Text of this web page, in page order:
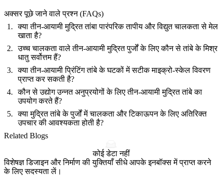
अक्सर पूछे जाने वाले प्रश्न (FAQs)
क्या तीन-आयामी मुद्रित तांबा पारंपरिक तापीय और विद्युत चालकता से मेल
खाता है?
उच्च चालकता वाले तीन-आयामी मुद्रित पुर्जों के लिए कौन से तांबे के मिश्र
धातु सर्वोत्तम हैं?
क्या तीन-आयामी प्रिंटिंग तांबे के घटकों में सटीक माइक्रो-स्केल विवरण
प्राप्त कर सकती है?
कौन से उद्योग उन्नत अनुप्रयोगों के लिए तीन-आयामी मुद्रित तांबे का
उपयोग करते हैं?
क्या मुद्रित तांबे के पुर्जों में चालकता और टिकाऊपन के लिए अतिरिक्त
उपचार की आवश्यकता होती है?
Related Blogs
कोई डेटा नहीं
विशेषज्ञ डिजाइन और निर्माण की युक्तियाँ सीधे आपके इनबॉक्स में प्राप्त करने
के लिए सदस्यता लें।